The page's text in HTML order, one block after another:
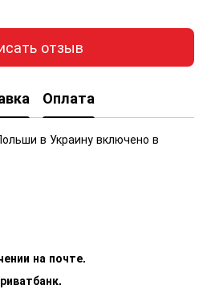
отзыв
Оплата
в Украину включено в
на почте.